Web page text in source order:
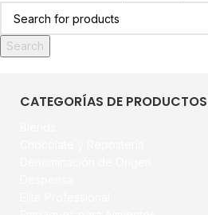
CATEGORÍAS DE PRODUCTOS
Search